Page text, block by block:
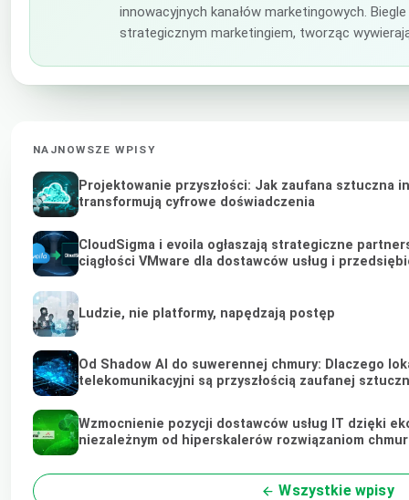
innowacyjnych kanałów marketingowych.
strategicznym marketingiem, tworząc
NAJNOWSZE WPISY
Projektowanie przyszłości: Jak zaufana sztuczna
transformują cyfrowe doświadczenia
CloudSigma i evoila ogłaszają strategiczne
ciągłości VMware dla dostawców usług i
Ludzie, nie platformy, napędzają postęp
Od Shadow AI do suwerennej chmury: Dlaczego
telekomunikacyjni są przyszłością zaufanej
Wzmocnienie pozycji dostawców usług IT dzięki
niezależnym od hiperskalerów rozwiązaniom
Wszystkie wpisy